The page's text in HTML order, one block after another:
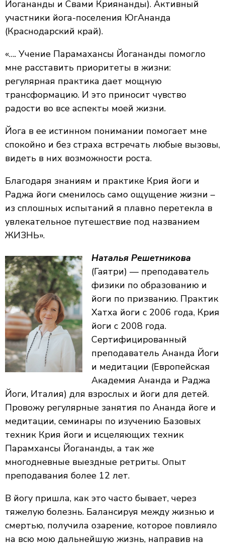
Йогананды и Свами Криянанды). Активный
участники йога-поселения ЮгАнанда
(Краснодарский край).
«…. Учение Парамахансы Йогананды помогло
мне расставить приоритеты в жизни:
регулярная практика дает мощную
трансформацию. И это приносит чувство
радости во все аспекты моей жизни.
Йога в ее истинном понимании помогает мне
спокойно и без страха встречать любые вызовы,
видеть в них возможности роста.
Благодаря знаниям и практике Крия йоги и
Раджа йоги сменилось само ощущение жизни –
из сплошных испытаний я плавно перетекла в
увлекательное путешествие под названием
ЖИЗНЬ».
Наталья Решетникова
(Гаятри) — преподаватель
физики по образованию и
йоги по призванию. Практик
Хатха йоги с 2006 года, Крия
йоги с 2008 года.
Сертифицированный
преподаватель Ананда Йоги
и медитации (Европейская
Академия Ананда и Раджа
Йоги, Италия) для взрослых и йоги для детей.
Провожу регулярные занятия по Ананда йоге и
медитации, семинары по изучению Базовых
техник Крия йоги и исцеляющих техник
Парамхансы Йогананды, а так же
многодневные выездные ретриты. Опыт
преподавания более 12 лет.
В йогу пришла, как это часто бывает, через
тяжелую болезнь. Балансируя между жизнью и
смертью, получила озарение, которое повлияло
на всю мою дальнейшую жизнь, направив на